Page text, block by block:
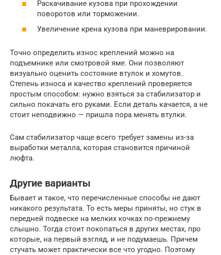
Раскачивание кузова при прохождении
поворотов или торможении.
Увеличение крена кузова при маневрировании.
Точно определить износ креплений можно на
подъемнике или смотровой яме. Они позволяют
визуально оценить состояние втулок и хомутов.
Степень износа и качество креплений проверяется
простым способом: нужно взяться за стабилизатор и
сильно покачать его руками. Если деталь качается, а не
стоит неподвижно — пришла пора менять втулки.
Сам стабилизатор чаще всего требует замены из-за
выработки металла, которая становится причиной
люфта.
Другие варианты
Бывает и такое, что перечисленные способы не дают
никакого результата. То есть меры приняты, но стук в
передней подвеске на мелких кочках по-прежнему
слышно. Тогда стоит покопаться в других местах, про
которые, на первый взгляд, и не подумаешь. Причем
стучать может практически все что угодно. Поэтому